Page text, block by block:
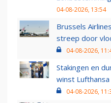
04-08-2026, 13:54
Brussels
streep door
04-08-2026,
Stakingen en
winst
04-08-2026,